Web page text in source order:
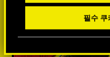
필수 쿠